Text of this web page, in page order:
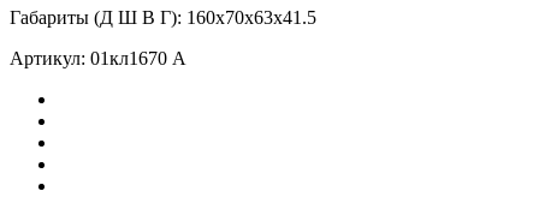
Габариты (Д Ш В Г): 160x70x63x41.5
Артикул: 01кл1670 А